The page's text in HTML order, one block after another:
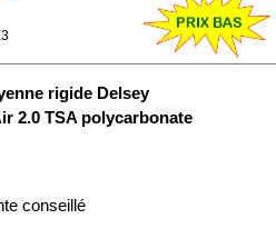
rigide Delsey
2.0 TSA polycarbonate
conseillé